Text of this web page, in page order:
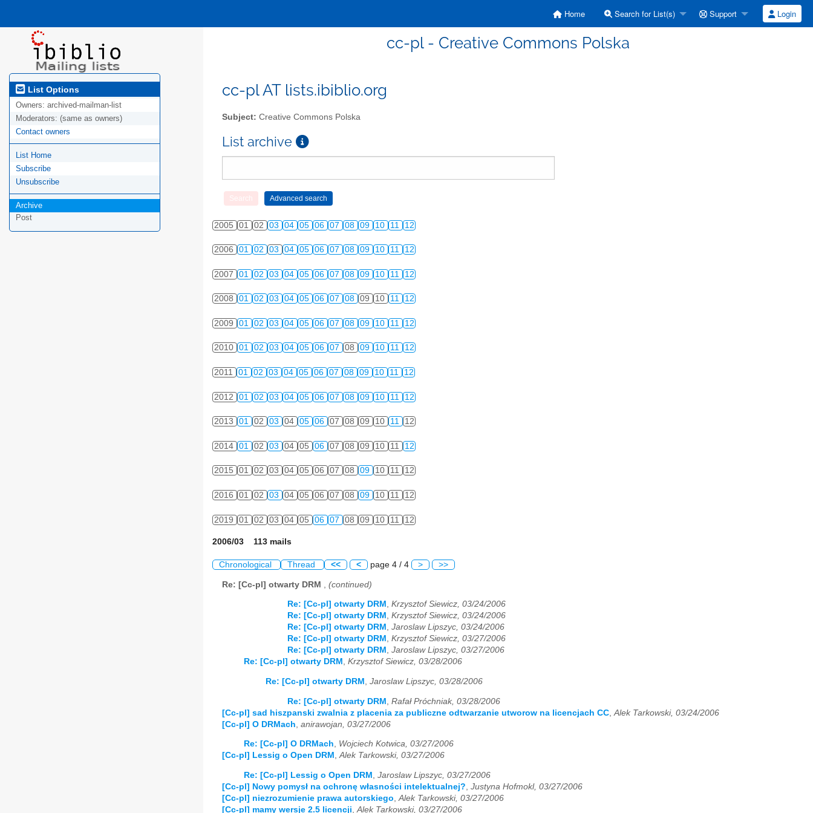
Home Search for List(s) Support Login
cc-pl - Creative Commons Polska
List Options
Owners: archived-mailman-list
Moderators: (same as owners)
Contact owners
List Home
Subscribe
Unsubscribe
Archive
Post
cc-pl AT lists.ibiblio.org
Subject: Creative Commons Polska
List archive
2005 01 02 03 04 05 06 07 08 09 10 11 12
2006 01 02 03 04 05 06 07 08 09 10 11 12
2007 01 02 03 04 05 06 07 08 09 10 11 12
2008 01 02 03 04 05 06 07 08 09 10 11 12
2009 01 02 03 04 05 06 07 08 09 10 11 12
2010 01 02 03 04 05 06 07 08 09 10 11 12
2011 01 02 03 04 05 06 07 08 09 10 11 12
2012 01 02 03 04 05 06 07 08 09 10 11 12
2013 01 02 03 04 05 06 07 08 09 10 11 12
2014 01 02 03 04 05 06 07 08 09 10 11 12
2015 01 02 03 04 05 06 07 08 09 10 11 12
2016 01 02 03 04 05 06 07 08 09 10 11 12
2019 01 02 03 04 05 06 07 08 09 10 11 12
2006/03 113 mails
Chronological Thread << < page 4 / 4 > >>
Re: [Cc-pl] otwarty DRM (continued)
Re: [Cc-pl] otwarty DRM , Krzysztof Siewicz, 03/24/2006
Re: [Cc-pl] otwarty DRM , Krzysztof Siewicz, 03/24/2006
Re: [Cc-pl] otwarty DRM , Jaroslaw Lipszyc, 03/24/2006
Re: [Cc-pl] otwarty DRM , Krzysztof Siewicz, 03/27/2006
Re: [Cc-pl] otwarty DRM , Jaroslaw Lipszyc, 03/27/2006
Re: [Cc-pl] otwarty DRM , Krzysztof Siewicz, 03/28/2006
Re: [Cc-pl] otwarty DRM , Jaroslaw Lipszyc, 03/28/2006
Re: [Cc-pl] otwarty DRM Rafał Próchniak, 03/28/2006
[Cc-pl] sad hiszpanski zwalnia z placenia za publiczne odtwarzanie utworow na licencjach CC Alek Tarkowski, 03/24/2006
[Cc-pl] O DRMach anirawojan, 03/27/2006
Re: [Cc-pl] O DRMach, Wojciech Kotwica, 03/27/2006
[Cc-pl] Lessig o Open DRM ,Alek Tarkowski, 03/27/2006
Re: [Cc-pl] Lessig o Open DRM
Jaroslaw Lipszyc, 03/27/2006
[Cc-pl] Nowy pomysł na ochronę własności intelektualnej? Justyna Hofmokl, 03/27/2006
[Cc-pl] niezrozumienie prawa autorskiego Alek Tarkowski, 03/27/2006
[Cc-pl] mamy wersje 2.5 licencji Alek Tarkowski, 03/27/2006